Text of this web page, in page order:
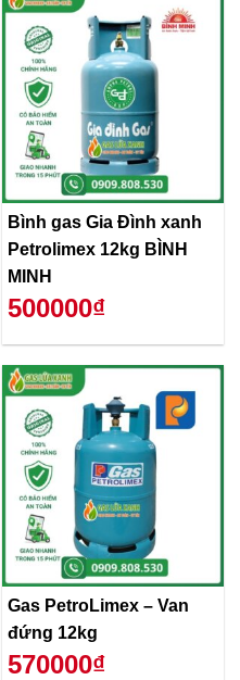
Bình gas Gia Đình xanh
Petrolimex 12kg BÌNH
MINH
500000₫
Gas PetroLimex – Van
đứng 12kg
570000₫